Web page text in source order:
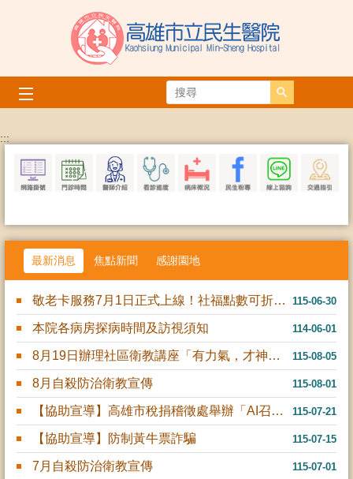
跳到主要內容區塊
搜尋
:::
最新消息 焦點新聞 感謝園地
115-06-30
敬老卡服務7月1日正式上線！社福點數可折抵門診掛號費
114-06-01
本院各病房探病時間及訪視須知
115-08-05
8月19日辦理社區衛教講座「有力氣，才神氣-認識老年肌少症與長照資源」，名額有限，有興趣的民眾歡迎報....
115-08-01
8月自殺防治衛教宣傳
115-07-21
【協助宣導】高雄市稅捐稽徵處舉辦「AI召集令！稅 與爭鋒！」租稅圖卡網路人氣票選活動
115-07-15
【協助宣導】防制黃牛票詐騙
115-07-01
7月自殺防治衛教宣傳